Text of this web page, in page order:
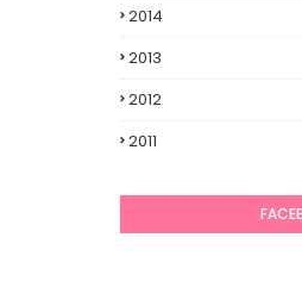
2014
2013
2012
2011